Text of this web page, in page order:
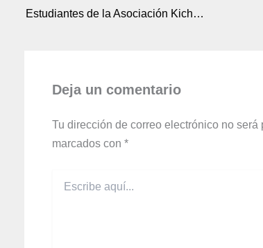
Estudiantes de la Asociación Kichwaka Kamak Sisariy culminan curso de Kichwa Básico en alianza con Warmi Imbabura
Deja un comentario
Tu dirección de correo electrónico no será
marcados con *
aquí...